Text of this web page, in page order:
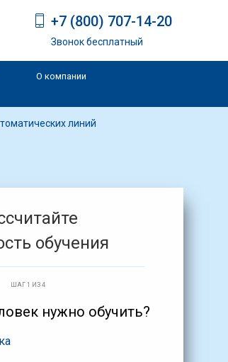
+7 (800) 707-14-20
Звонок бесплатный
О компании
линий
обучения
ШАГ 1 ИЗ 4
нужно обучить?